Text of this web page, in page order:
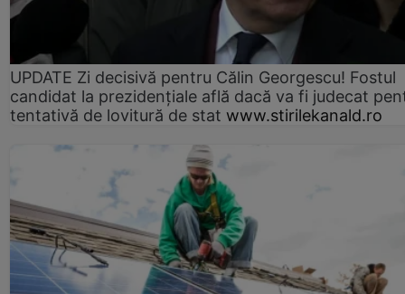
UPDATE Zi decisivă pentru Călin Georgescu! Fostul
candidat la prezidențiale află dacă va fi judecat
tentativă de lovitură de stat www.stirilekanald.ro